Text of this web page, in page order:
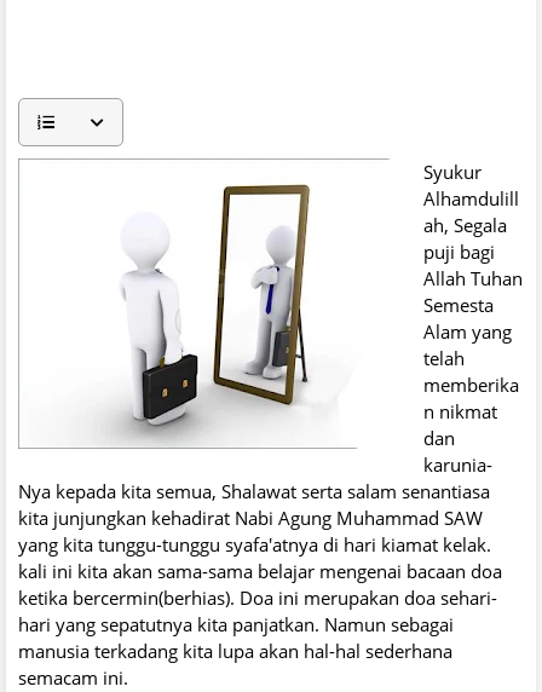
Syukur
Alhamdulill
ah, Segala
puji bagi
Allah Tuhan
Semesta
Alam yang
telah
memberika
n nikmat
dan
karunia-
Nya kepada kita semua, Shalawat serta salam senantiasa
kita junjungkan kehadirat Nabi Agung Muhammad SAW
yang kita tunggu-tunggu syafa'atnya di hari kiamat kelak.
kali ini kita akan sama-sama belajar mengenai bacaan doa
ketika bercermin(berhias). Doa ini merupakan doa sehari-
hari yang sepatutnya kita panjatkan. Namun sebagai
manusia terkadang kita lupa akan hal-hal sederhana
semacam ini.